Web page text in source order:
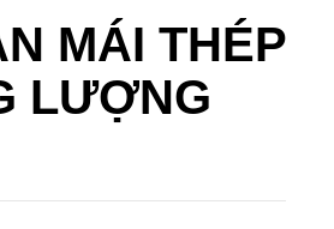
MÁI THÉP
LƯỢNG